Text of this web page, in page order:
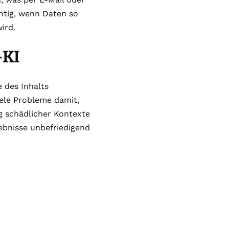
wenn Daten so
des Inhalts
Probleme damit,
schädlicher Kontexte
unbefriedigend